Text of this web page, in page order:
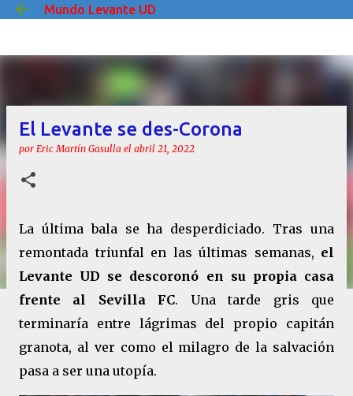
Ir al contenido principal
Mundo Levante UD
El Levante se des-Corona
por Eric Martín Gasulla el abril 21, 2022
La última bala se ha desperdiciado. Tras una
remontada triunfal en las últimas semanas, el
Levante UD se descoronó en su propia casa
frente al Sevilla FC. Una tarde gris que
terminaría entre lágrimas del propio capitán
granota, al ver como el milagro de la salvación
pasa a ser una utopía.